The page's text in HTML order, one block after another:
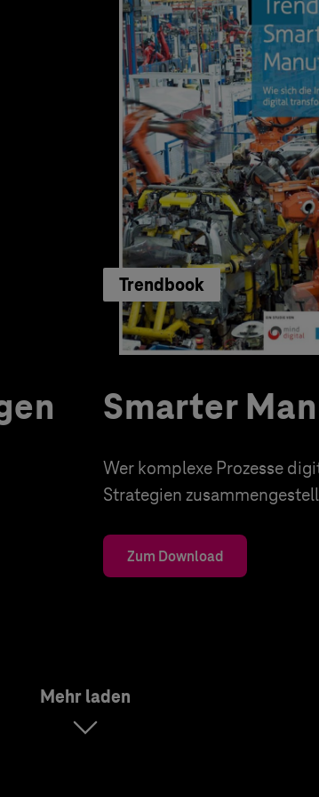
Trendbook
Smarter
Wer komplexe Prozesse
Strategien
Zum Download
Mehr laden